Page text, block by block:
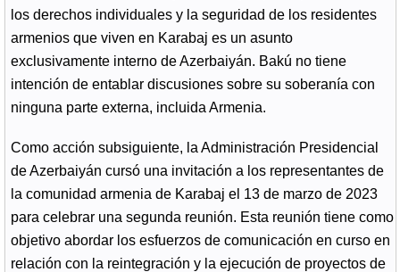
los derechos individuales y la seguridad de los residentes
armenios que viven en Karabaj es un asunto
exclusivamente interno de Azerbaiyán. Bakú no tiene
intención de entablar discusiones sobre su soberanía con
ninguna parte externa, incluida Armenia.
Como acción subsiguiente, la Administración Presidencial
de Azerbaiyán cursó una invitación a los representantes de
la comunidad armenia de Karabaj el 13 de marzo de 2023
para celebrar una segunda reunión. Esta reunión tiene como
objetivo abordar los esfuerzos de comunicación en curso en
relación con la reintegración y la ejecución de proyectos de